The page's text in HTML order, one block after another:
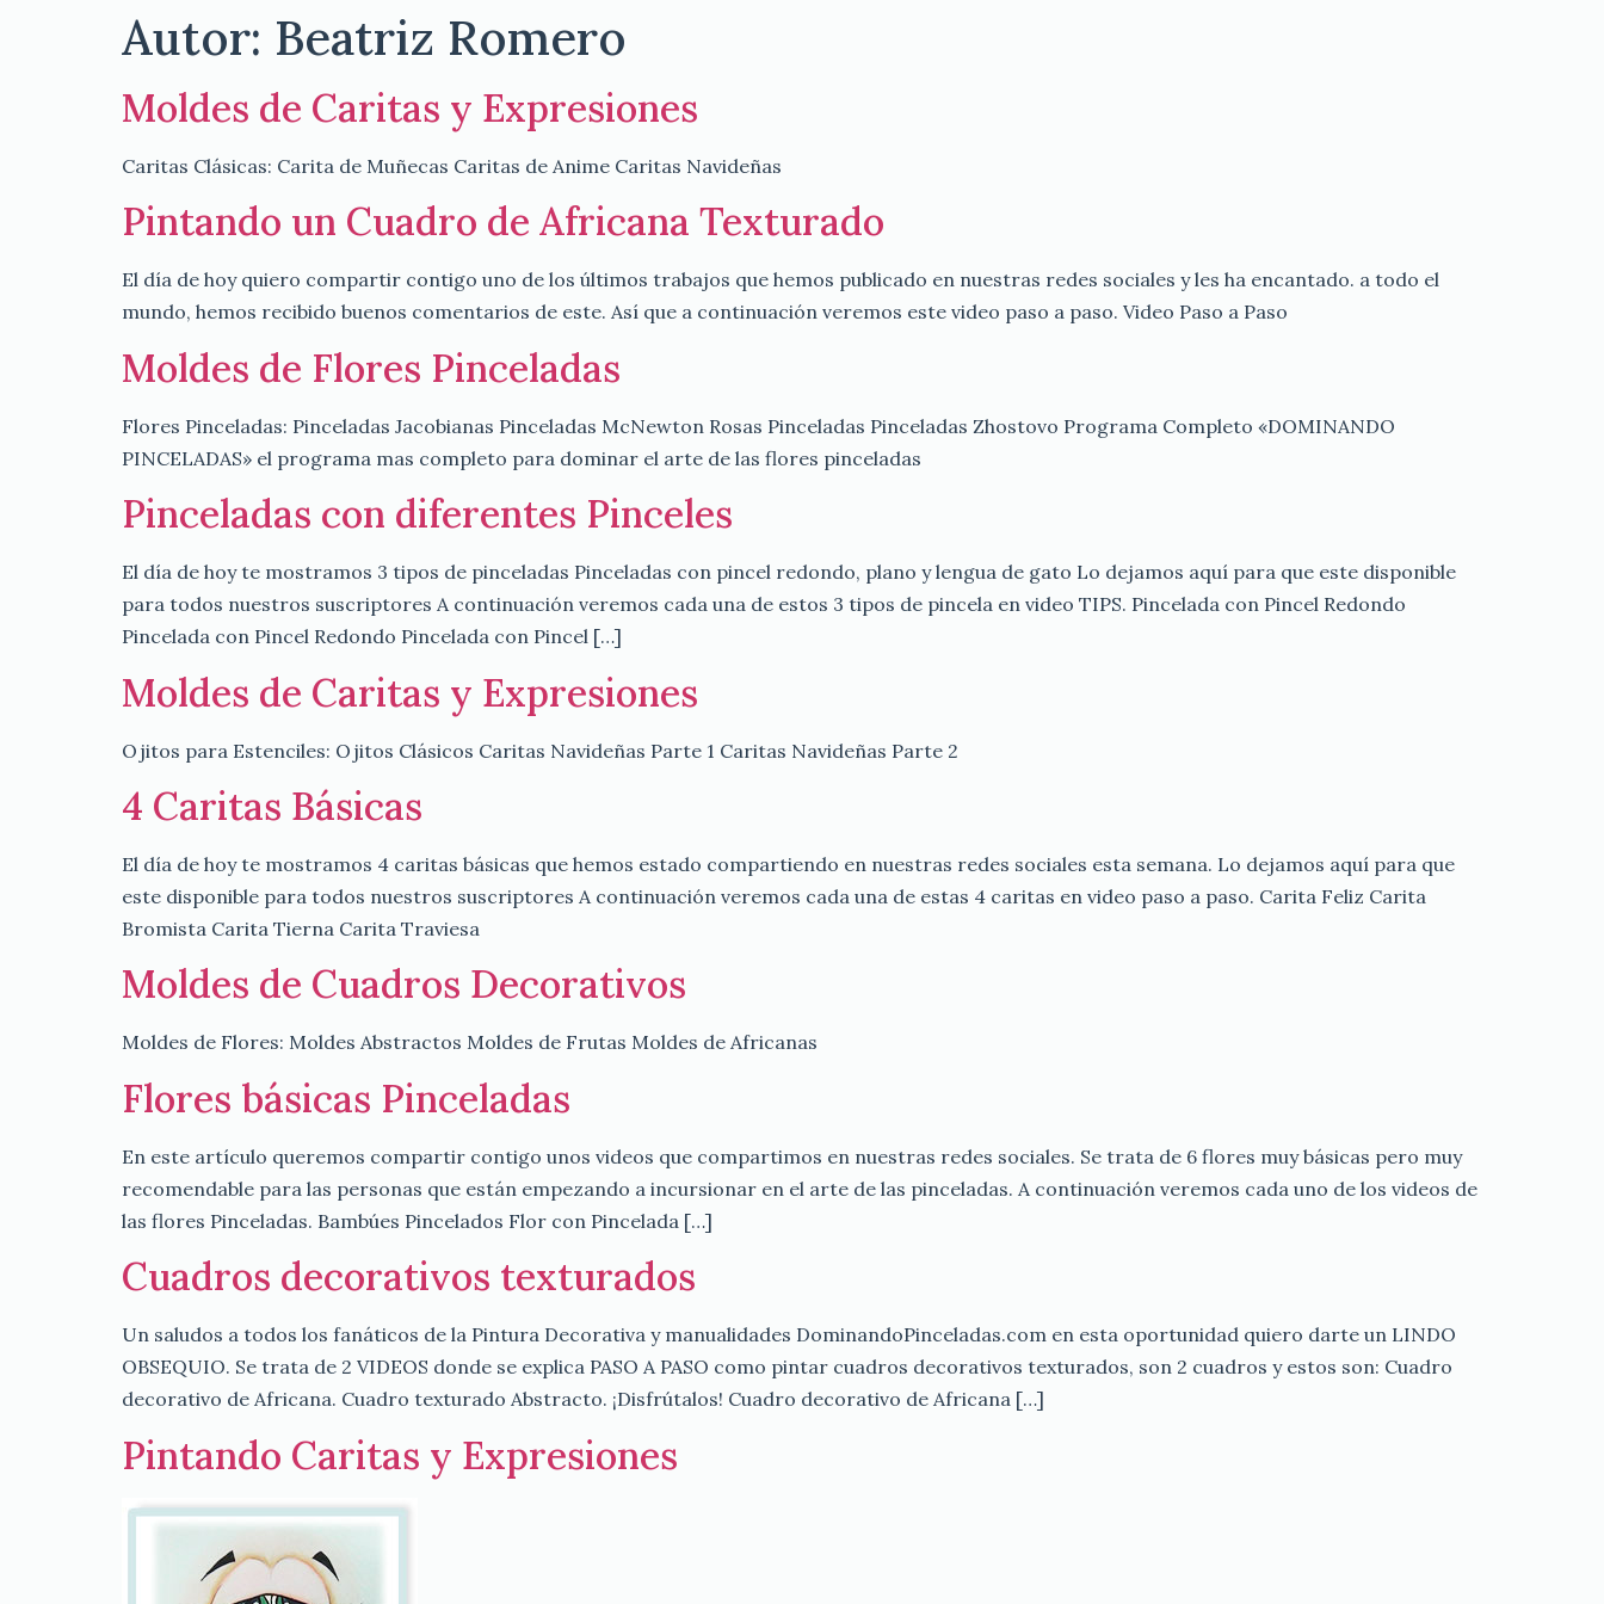
Autor: Beatriz Romero
Moldes de Caritas y Expresiones
Caritas Clásicas: Carita de Muñecas Caritas de Anime Caritas Navideñas
Pintando un Cuadro de Africana Texturado
El día de hoy quiero compartir contigo uno de los últimos trabajos que hemos publicado en nuestras redes sociales y les ha encantado. a todo el
mundo, hemos recibido buenos comentarios de este. Así que a continuación veremos este video paso a paso. Video Paso a Paso
Moldes de Flores Pinceladas
Flores Pinceladas: Pinceladas Jacobianas Pinceladas McNewton Rosas Pinceladas Pinceladas Zhostovo Programa Completo «DOMINANDO
PINCELADAS» el programa mas completo para dominar el arte de las flores pinceladas
Pinceladas con diferentes Pinceles
El día de hoy te mostramos 3 tipos de pinceladas Pinceladas con pincel redondo, plano y lengua de gato Lo dejamos aquí para que este disponible
para todos nuestros suscriptores A continuación veremos cada una de estos 3 tipos de pincela en video TIPS. Pincelada con Pincel Redondo
Pincelada con Pincel Redondo Pincelada con Pincel […]
Moldes de Caritas y Expresiones
Ojitos para Estenciles: Ojitos Clásicos Caritas Navideñas Parte 1 Caritas Navideñas Parte 2
4 Caritas Básicas
El día de hoy te mostramos 4 caritas básicas que hemos estado compartiendo en nuestras redes sociales esta semana. Lo dejamos aquí para que
este disponible para todos nuestros suscriptores A continuación veremos cada una de estas 4 caritas en video paso a paso. Carita Feliz Carita
Bromista Carita Tierna Carita Traviesa
Moldes de Cuadros Decorativos
Moldes de Flores: Moldes Abstractos Moldes de Frutas Moldes de Africanas
Flores básicas Pinceladas
En este artículo queremos compartir contigo unos videos que compartimos en nuestras redes sociales. Se trata de 6 flores muy básicas pero muy
recomendable para las personas que están empezando a incursionar en el arte de las pinceladas. A continuación veremos cada uno de los videos de
las flores Pinceladas. Bambúes Pincelados Flor con Pincelada […]
Cuadros decorativos texturados
Un saludos a todos los fanáticos de la Pintura Decorativa y manualidades DominandoPinceladas.com en esta oportunidad quiero darte un LINDO
OBSEQUIO. Se trata de 2 VIDEOS donde se explica PASO A PASO como pintar cuadros decorativos texturados, son 2 cuadros y estos son: Cuadro
decorativo de Africana. Cuadro texturado Abstracto. ¡Disfrútalos! Cuadro decorativo de Africana […]
Pintando Caritas y Expresiones